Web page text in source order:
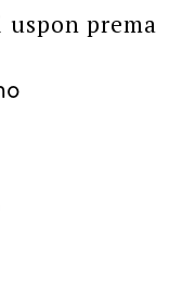
uspon prema